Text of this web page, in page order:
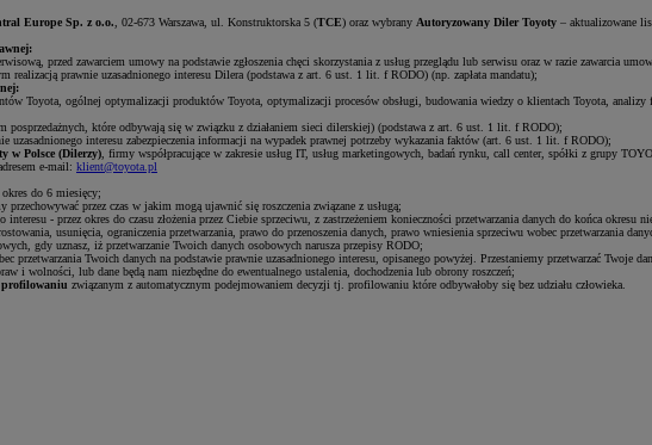
Europe Sp. z o.o. , 02-673 Warszawa, ul. Konstruktorska 5 (TCE) oraz wybrany Autoryzowany Diler Toyoty – aktualizowane
przed zawarciem umowy na podstawie zgłoszenia chęci skorzystania z usług przeglądu lub serwisu oraz w razie zawarcia
realizacją prawnie uzasadnionego interesu Dilera (podstawa z art. 6 ust. 1 lit. f RODO) (np. zapłata mandatu);
Toyota, ogólnej optymalizacji produktów Toyota, optymalizacji procesów obsługi, budowania wiedzy o klientach Toyota, analizy
posprzedażnych, które odbywają się w związku z działaniem sieci dilerskiej) (podstawa z art. 6 ust. 1 lit. f RODO);
uzasadnionego interesu zabezpieczenia informacji na wypadek prawnej potrzeby wykazania faktów (art. 6 ust. 1 lit. f RODO);
w Polsce (Dilerzy) , firmy współpracujące w zakresie usług IT, usług marketingowych, badań rynku, call center, spółki z grupy
e-mail: klient@toyota.pl
do 6 miesięcy;
przez czas w jakim mogą ujawnić się roszczenia związane z usługą;
- przez okres do czasu złożenia przez Ciebie sprzeciwu, z zastrzeżeniem konieczności przetwarzania danych do końca okresu
usunięcia, ograniczenia przetwarzania, prawo do przenoszenia danych, prawo wniesienia sprzeciwu wobec przetwarzania
gdy uznasz, iż przetwarzanie Twoich danych osobowych narusza przepisy RODO;
przetwarzania Twoich danych na podstawie prawnie uzasadnionego interesu, opisanego powyżej. Przestaniemy przetwarzać Twoje
i wolności, lub dane będą nam niezbędne do ewentualnego ustalenia, dochodzenia lub obrony roszczeń;
profilowaniu związanym z automatycznym podejmowaniem decyzji tj. profilowaniu które odbywałoby się bez udziału człowieka.